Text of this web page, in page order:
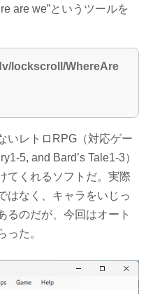
are we”というツールを
lockscroll/WhereAre
いレトロRPG（対応ゲー
5, and Bard’s Tale1-3）
てくれるソフトだ。実際
はなく、キャラをいじっ
るのだが、今回はオート
った。